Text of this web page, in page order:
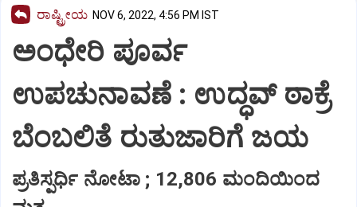
ರಾಷ್ಟ್ರೀಯ NOV 6, 2022, 4:56 PM IST
ಅಂಧೇರಿ ಪೂರ್ವ
ಉಪಚುನಾವಣೆ : ಉದ್ಧವ್ ಠಾಕ್ರೆ
ಬೆಂಬಲಿತೆ ರುತುಜಾರಿಗೆ ಜಯ
ಪ್ರತಿಸ್ಪರ್ಧಿ ನೋಟಾ ; 12,806 ಮಂದಿಯಿಂದ